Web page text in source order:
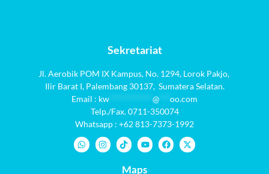
Sekretariat
Jl. Aerobik POM IX Kampus, No. 1294, Lorok Pakjo,
Ilir Barat I, Palembang 30137, Sumatera Selatan.
Email : kw @
oo.com
Telp./Fax. 0711-350074
Whatsapp : +62 813-7373-1992
Maps